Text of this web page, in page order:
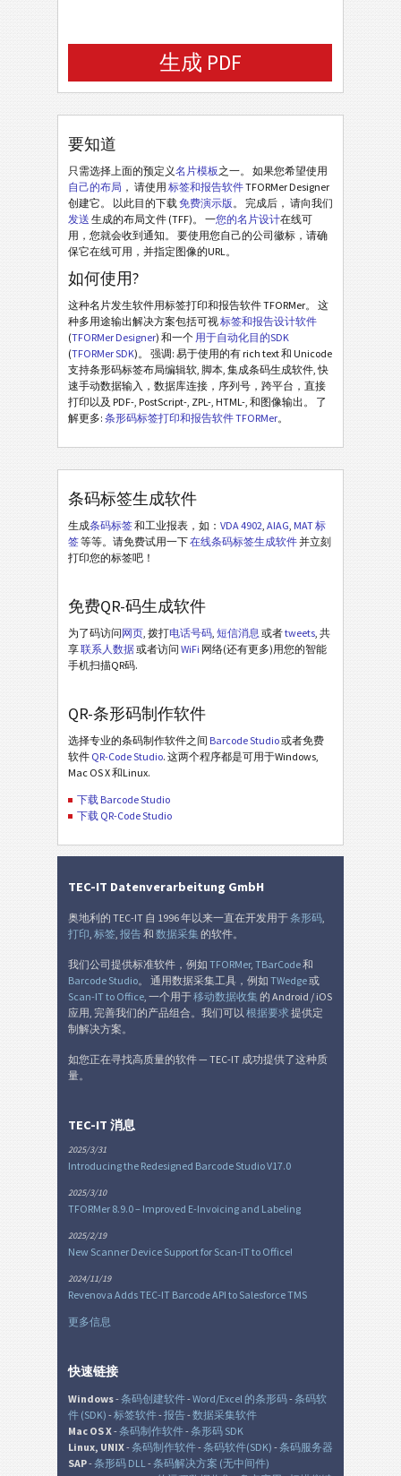
生成 PDF
要知道
只需选择上面的预定义名片模板之一。 如果您希望使用
自己的布局 ， 请使用 标签和报告软件TFORMer Designer
创建它。 以此目的下载免费演示版。 完成后， 请向我们
发送 生成的布局文件 (TFF)。 一您的名片设计在线可
用，您就会收到通知。 要使用您自己的公司徽标，请确
保它在线可用，并指定图像的URL。
如何使用?
这种名片发生软件用标签打印和报告软件 TFORMer。 这
种多用途输出解决方案包括可视标签和报告设计软件
(TFORMer Designer) 和一个 用于自动化目的SDK
(TFORMer SDK)。 强调: 易于使用的有 rich text 和 Unicode
支持条形码标签布局编辑软, 脚本, 集成条码生成软件, 快
速手动数据输入，数据库连接，序列号，跨平台，直接
打印以及 PDF-, PostScript-, ZPL-, HTML-, 和图像输出。 了
解更多: 条形码标签打印和报告软件 TFORMer。
条码标签生成软件
生成条码标签和工业报表，如： VDA 4902, AIAG, MAT 标
签等等。请免费试用一下在线条码标签生成软件并立刻
打印您的标签吧！
免费QR-码生成软件
为了码访问网页, 拨打电话号码, 短信消息 或者tweets, 共
享联系人数据或者访问 WiFi 网络(还有更多)用您的智能
手机扫描QR码.
QR-条形码制作软件
选择专业的条码制作软件之间 Barcode Studio或者免费
软件 QR-Code Studio. 这两个程序都是可用于Windows,
Mac OS X 和Linux.
下载 Barcode Studio
下载 QR-Code Studio
TEC-IT Datenverarbeitung GmbH
奥地利的 TEC-IT 自 1996 年以来一直在开发用于条形码,
打印, 标签, 报告和 数据采集的软件。
我们公司提供标准软件，例如 TFORMer, TBarCode和
Barcode Studio。 通用数据采集工具，例如 TWedge或
Scan-IT to Office, 一个用于移动数据收集的 Android / iOS
应用, 完善我们的产品组合。我们可以 根据要求 提供定
制解决方案。
如您正在寻找高质量的软件 — TEC-IT 成功提供了这种质
量。
TEC-IT 消息
2025/3/31
Introducing the Redesigned Barcode Studio V17.0
2025/3/10
TFORMer 8.9.0 – Improved E-Invoicing and Labeling
2025/2/19
New Scanner Device Support for Scan-IT to Office!
2024/11/19
Revenova Adds TEC-IT Barcode API to Salesforce TMS
更多信息
快速链接
Windows-条码创建软件-Word/Excel 的条形码-条码软
件 (SDK) -标签软件-报告-数据采集软件
Mac OS X-条码制作软件-条形码 SDK
Linux, UNIX-条码制作软件-条码软件(SDK) -条码服务器
SAP-条形码 DLL-条码解决方案 (无中间件)